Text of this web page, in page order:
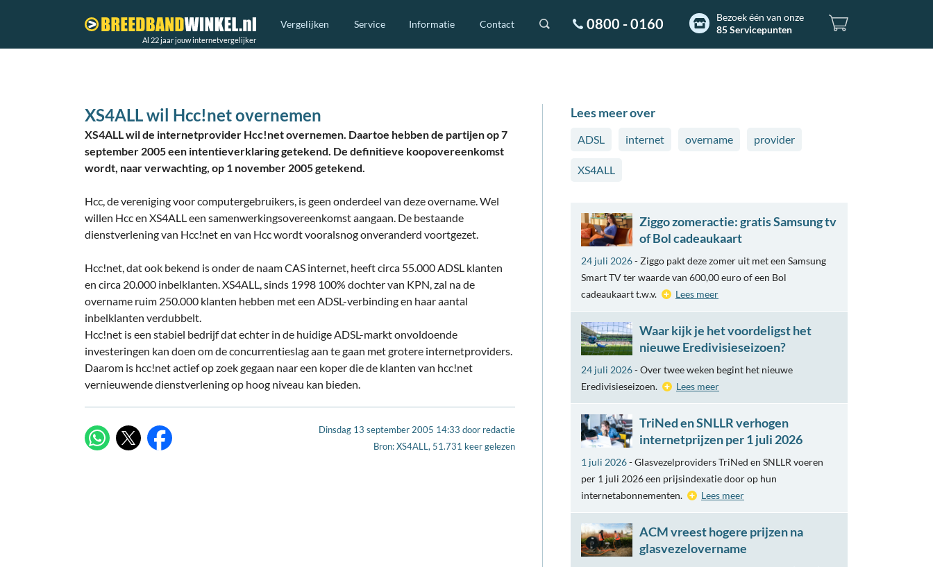
Al 22 jaar jouw internetvergelijker
Vergelijken Service Informatie Contact 0800 - 0160
Bezoek één van onze
85 Servicepunten
XS4ALL wil Hcc!net overnemen
XS4ALL wil de internetprovider Hcc!net overnemen. Daartoe hebben de partijen op 7
september 2005 een intentieverklaring getekend. De definitieve koopovereenkomst
wordt, naar verwachting, op 1 november 2005 getekend.
Hcc, de vereniging voor computergebruikers, is geen onderdeel van deze overname. Wel
willen Hcc en XS4ALL een samenwerkingsovereenkomst aangaan. De bestaande
dienstverlening van Hcc!net en van Hcc wordt vooralsnog onveranderd voortgezet.
Hcc!net, dat ook bekend is onder de naam CAS internet, heeft circa 55.000 ADSL klanten
en circa 20.000 inbelklanten. XS4ALL, sinds 1998 100% dochter van KPN, zal na de
overname ruim 250.000 klanten hebben met een ADSL-verbinding en haar aantal
inbelklanten verdubbelt.
Hcc!net is een stabiel bedrijf dat echter in de huidige ADSL-markt onvoldoende
investeringen kan doen om de concurrentieslag aan te gaan met grotere internetproviders.
Daarom is hcc!net actief op zoek gegaan naar een koper die de klanten van hcc!net
vernieuwende dienstverlening op hoog niveau kan bieden.
Dinsdag 13 september 2005 14:33 door redactie
Bron: XS4ALL, 51.731 keer gelezen
Lees meer over
ADSL internet overname provider
XS4ALL
Ziggo zomeractie: gratis Samsung tv
of Bol cadeaukaart
24 juli 2026- Ziggo pakt deze zomer uit met een Samsung
Smart TV ter waarde van 600,00 euro of een Bol
cadeaukaart t.w.v.
Lees meer
Waar kijk je het voordeligst het
nieuwe Eredivisieseizoen?
24 juli 2026- Over twee weken begint het nieuwe
Eredivisieseizoen.
Lees meer
TriNed en SNLLR verhogen
internetprijzen per 1 juli 2026
1 juli 2026- Glasvezelproviders TriNed en SNLLR voeren
per 1 juli 2026 een prijsindexatie door op hun
internetabonnementen.
Lees meer
ACM vreest hogere prijzen na
glasvezelovername